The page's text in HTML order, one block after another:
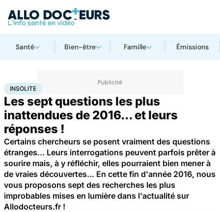
Santé Bien-être Famille Émissions
AccueilSanté
INSOLITE
Les sept questions les plus
inattendues de 2016... et leurs
réponses !
Certains chercheurs se posent vraiment des questions
étranges... Leurs interrogations peuvent parfois prêter à
sourire mais, à y réfléchir, elles pourraient bien mener à
de vraies découvertes... En cette fin d'année 2016, nous
vous proposons sept des recherches les plus
improbables mises en lumière dans l'actualité sur
Allodocteurs.fr !